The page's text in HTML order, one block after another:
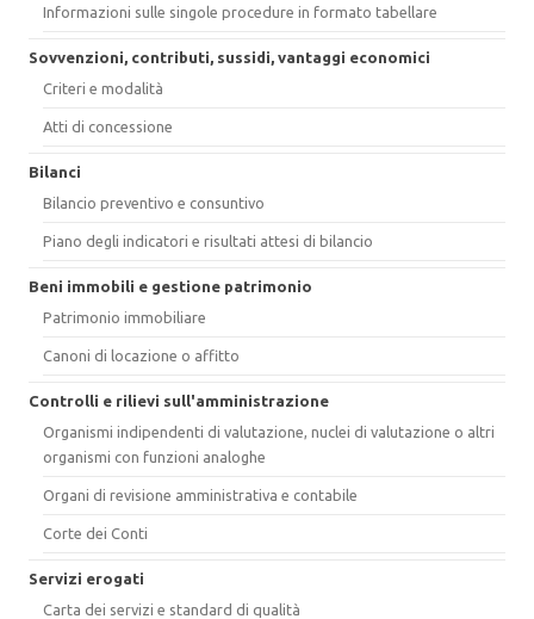
Informazioni sulle singole procedure in formato tabellare
Sovvenzioni, contributi, sussidi, vantaggi economici
Criteri e modalità
Atti di concessione
Bilanci
Bilancio preventivo e consuntivo
Piano degli indicatori e risultati attesi di bilancio
Beni immobili e gestione patrimonio
Patrimonio immobiliare
Canoni di locazione o affitto
Controlli e rilievi sull'amministrazione
Organismi indipendenti di valutazione, nuclei di valutazione o altri
organismi con funzioni analoghe
Organi di revisione amministrativa e contabile
Corte dei Conti
Servizi erogati
Carta dei servizi e standard di qualità